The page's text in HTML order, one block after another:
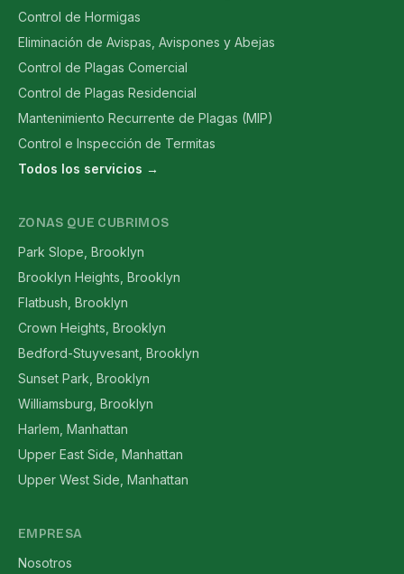
Control de Hormigas
Eliminación de Avispas, Avispones y Abejas
Control de Plagas Comercial
Control de Plagas Residencial
Mantenimiento Recurrente de Plagas (MIP)
Control e Inspección de Termitas
Todos los servicios →
ZONAS QUE CUBRIMOS
Park Slope, Brooklyn
Brooklyn Heights, Brooklyn
Flatbush, Brooklyn
Crown Heights, Brooklyn
Bedford-Stuyvesant, Brooklyn
Sunset Park, Brooklyn
Williamsburg, Brooklyn
Harlem, Manhattan
Upper East Side, Manhattan
Upper West Side, Manhattan
EMPRESA
Nosotros